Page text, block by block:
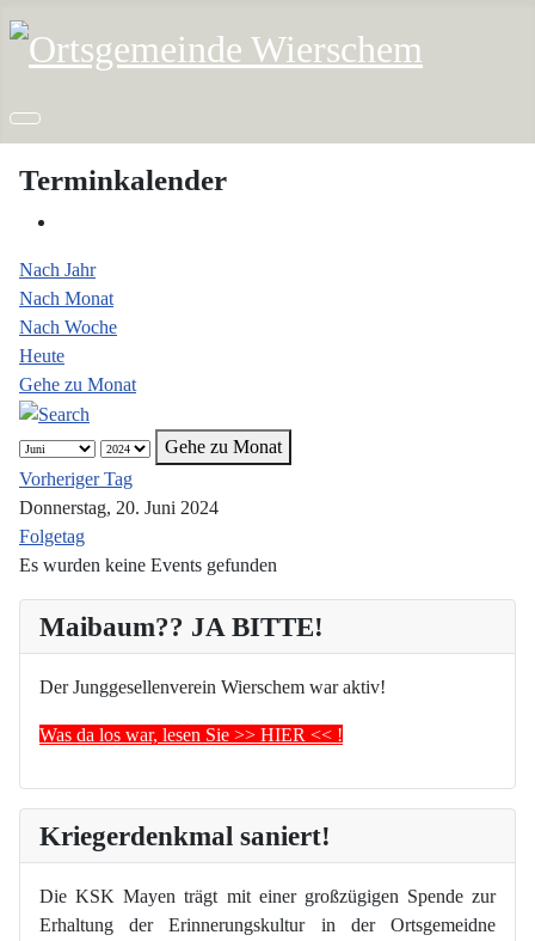
Maibaum?? JA BITTE!
Der Junggesellenverein Wierschem war aktiv!
Was da los war, lesen Sie >> HIER << !
Kriegerdenkmal saniert!
Die KSK Mayen trägt mit einer großzügigen Spende zur
Erhaltung der Erinnerungskultur in der Ortsgemeidne
Terminkalender
Nach Jahr
Nach Monat
Nach Woche
Heute
Gehe zu Monat
Gehe zu Monat
Vorheriger Tag
Donnerstag, 20. Juni 2024
Folgetag
Es wurden keine Events gefunden